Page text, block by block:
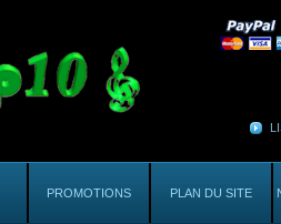
PROMOTIONS PLAN DU SITE